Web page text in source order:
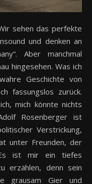
und denken an
Aber manchmal
hingesehen. Was ich
Geschichte von
fassungslos zurück.
mich könnte nichts
Rosenberger ist
Verstrickung,
unter Freunden, der
ist mir ein tiefes
erzählen, denn sein
grausam Gier und